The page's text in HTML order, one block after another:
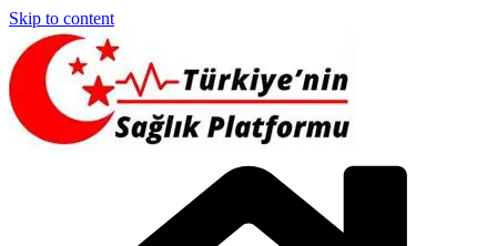
Skip to content